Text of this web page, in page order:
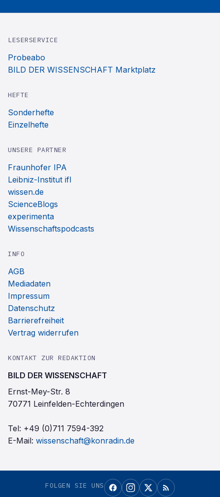
LESERSERVICE
Probeabo
BILD DER WISSENSCHAFT Marktplatz
HEFTE
Sonderhefte
Einzelhefte
UNSERE PARTNER
Fraunhofer IPA
Leibniz-Institut ifl
wissen.de
ScienceBlogs
experimenta
Wissenschaftspodcasts
INFO
AGB
Mediadaten
Impressum
Datenschutz
Barrierefreiheit
Vertrag widerrufen
KONTAKT ZUR REDAKTION
BILD DER WISSENSCHAFT
Ernst-Mey-Str. 8
70771 Leinfelden-Echterdingen
Tel: +49 (0)711 7594-392
E-Mail: wissenschaft@konradin.de
FOLGEN SIE UNS